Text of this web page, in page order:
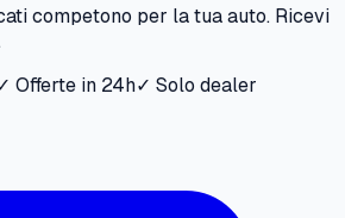
competono per la tua auto. Ricevi
Offerte in 24h✓ Solo dealer